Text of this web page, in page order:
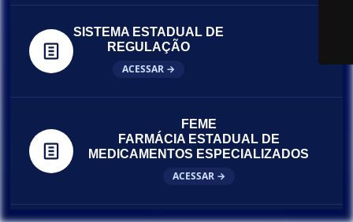
SISTEMA ESTADUAL DE
REGULAÇÃO
ACESSAR →
FEME
FARMÁCIA ESTADUAL DE
MEDICAMENTOS ESPECIALIZADOS
ACESSAR →